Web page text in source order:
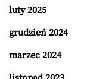
luty 2025
grudzień 2024
marzec 2024